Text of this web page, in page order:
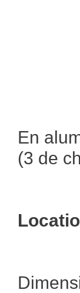
En
(3 de